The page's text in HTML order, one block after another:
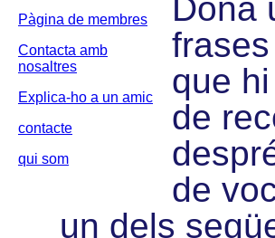
Pàgina de membres
Contacta amb
nosaltres
Explica-ho a un amic
contacte
qui som
Dóna
que
de
de
un dels